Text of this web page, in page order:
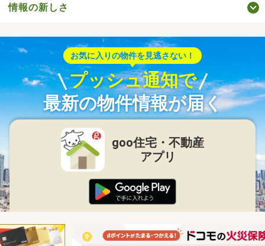
情報の新しさ
お気に入りの物件を見逃さない！
プッシュ通知で
最新の物件情報が届く
goo住宅・不動産
アプリ